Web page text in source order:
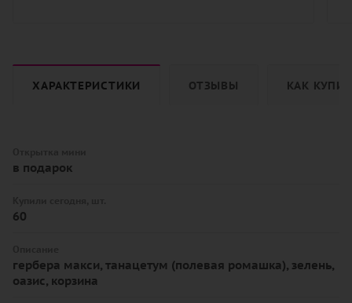
ХАРАКТЕРИСТИКИ ОТЗЫВЫ КАК
в подарок
60
гербера макси, танацетум (полевая ромашка), зелень,
оазис, корзина